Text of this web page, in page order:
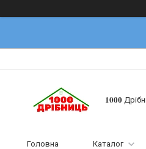
𝟏𝟎𝟎𝟎
Головна Каталог